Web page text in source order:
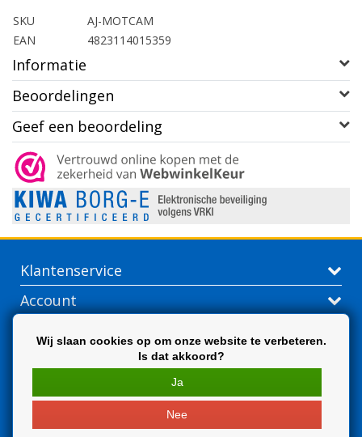
SKU
AJ-MOTCAM
EAN
4823114015359
Informatie
Beoordelingen
Geef een beoordeling
Klantenservice
Account
Wij slaan cookies op om onze website te verbeteren.
Is dat akkoord?
Ja
Nee